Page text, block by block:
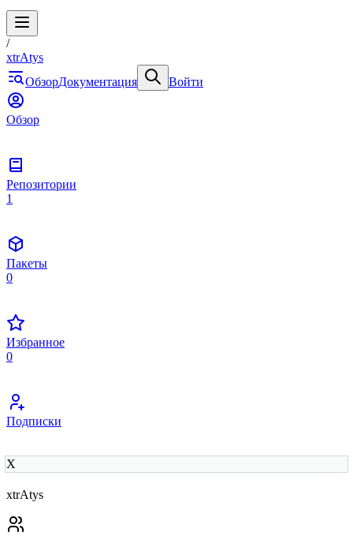
/
xtrAtys
ОбзорДокументация Войти
Обзор
Репозитории
1
Пакеты
0
Избранное
0
Подписки
X
xtrAtys